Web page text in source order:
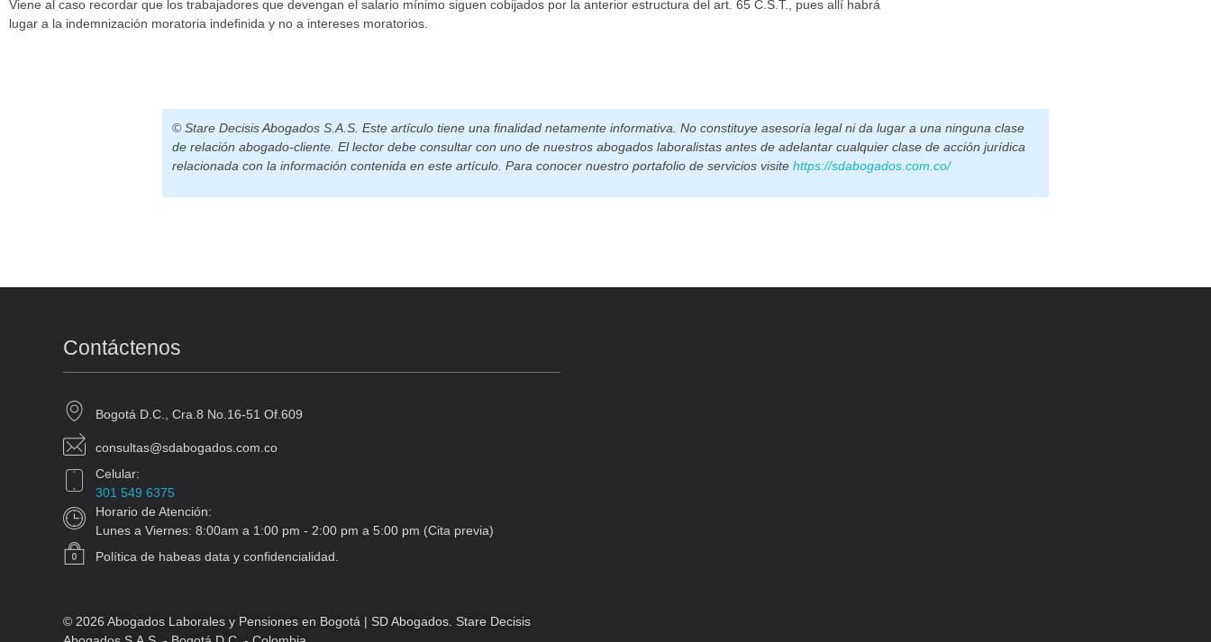
Viene al caso recordar que los trabajadores que devengan el salario mínimo siguen cobijados por la anterior estructura del art. 65 C.S.T., pues allí habrá
lugar a la indemnización moratoria indefinida y no a intereses moratorios.
© Stare Decisis Abogados S.A.S. Este artículo tiene una finalidad netamente informativa. No constituye asesoría legal ni da lugar a una ninguna clase
de relación abogado-cliente. El lector debe consultar con uno de nuestros abogados laboralistas antes de adelantar cualquier clase de acción jurídica
relacionada con la información contenida en este artículo. Para conocer nuestro portafolio de servicios visite https://sdabogados.com.co/
Contáctenos
Bogotá D.C., Cra.8 No.16-51 Of.609
consultas@sdabogados.com.co
Celular:
301 549 6375
Horario de Atención:
Lunes a Viernes: 8:00am a 1:00 pm - 2:00 pm a 5:00 pm (Cita previa)
Política de habeas data y confidencialidad.
© 2026 Abogados Laborales y Pensiones en Bogotá | SD Abogados. Stare Decisis